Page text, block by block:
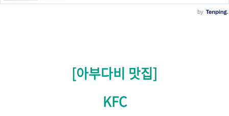
[아부다비 맛집]
KFC